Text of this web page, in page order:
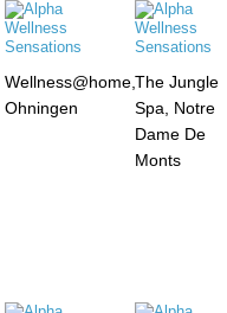
Wellness@home,
Ohningen
The Jungle
Spa, Notre
Dame De
Monts